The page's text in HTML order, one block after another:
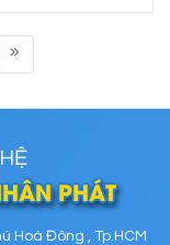
PHÁT
Hoà Đông , Tp.HCM